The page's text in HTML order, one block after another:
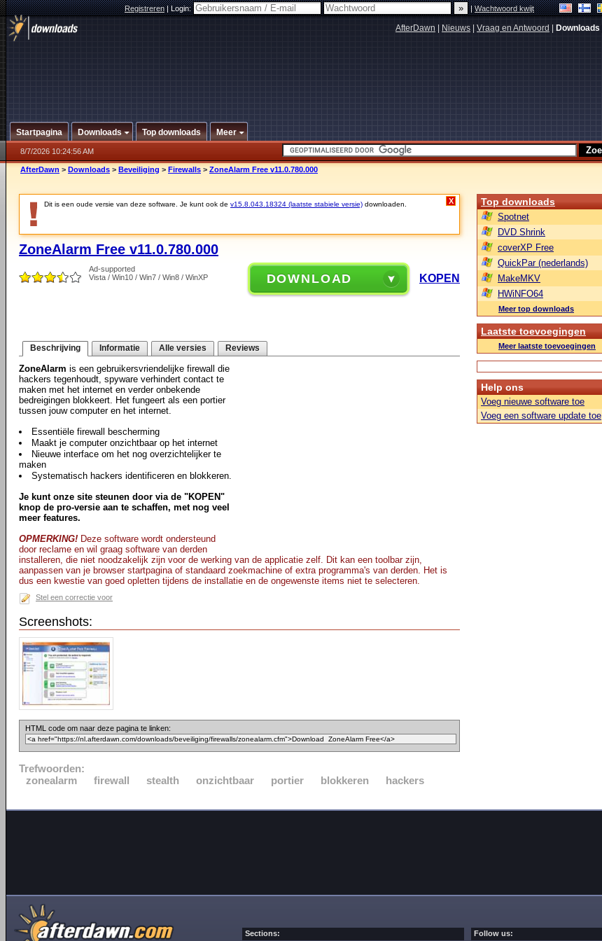
Registreren|Login: |Wachtwoord kwijt
AfterDawn Nieuws Vraag en Antwoord Downloads
Startpagina Downloads Top downloads Meer
8/7/2026 10:24:56 AM
AfterDawn > Downloads > Beveiliging > Firewalls > ZoneAlarm Free v11.0.780.000
Dit is een oude versie van deze software. Je kunt ook de v15.8.043.18324 (laatste stabiele versie) downloaden. X
ZoneAlarm Free v11.0.780.000
Ad-supported
Vista / Win10 / Win7 / Win8 / WinXP
DOWNLOAD KOPEN
Beschrijving Informatie Alle versies Reviews
ZoneAlarm is een gebruikersvriendelijke firewall die
hackers tegenhoudt, spyware verhindert contact te
maken met het internet en verder onbekende
bedreigingen blokkeert. Het fungeert als een portier
tussen jouw computer en het internet.
Essentiële firewall bescherming
Maakt je computer onzichtbaar op het internet
Nieuwe interface om het nog overzichtelijker te
maken
Systematisch hackers identificeren en blokkeren.
Je kunt onze site steunen door via de "KOPEN"
knop de pro-versie aan te schaffen, met nog veel
meer features.
OPMERKING! Deze software wordt ondersteund
door reclame en wil graag software van derden
installeren, die niet noodzakelijk zijn voor de werking van de applicatie zelf. Dit kan een toolbar zijn,
aanpassen van je browser startpagina of standaard zoekmachine of extra programma's van derden. Het is
dus een kwestie van goed opletten tijdens de installatie en de ongewenste items niet te selecteren.
Stel een correctie voor
Screenshots:
HTML code om naar deze pagina te linken:
Trefwoorden:
zonealarm
firewall stealth onzichtbaar portier blokkeren hackers
Top downloads
Spotnet
DVD Shrink
coverXP Free
QuickPar (nederlands)
MakeMKV
HWiNFO64
Meer top downloads
Laatste toevoegingen
Meer laatste toevoegingen
Help ons
Voeg nieuwe software toe
Voeg een software update toe
Sections: Follow us: